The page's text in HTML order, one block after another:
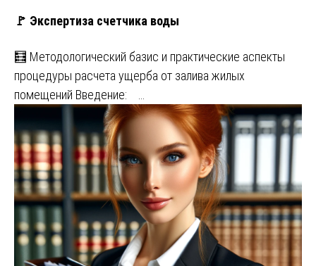
🚩 Экспертиза счетчика воды
🧮 Методологический базис и практические аспекты
процедуры расчета ущерба от залива жилых
помещений Введение: …